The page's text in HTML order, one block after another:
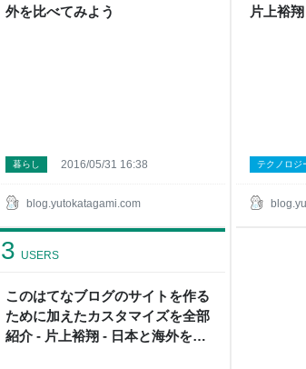
外を比べてみよう
blog.yutokatagami.com
暮らし 2016/05/31 16:38
片上裕
テクノロジ
このはてなブログのサイトを作る
ために加えたカスタマイズを全部
紹介 - 片上裕翔 - 日本と海外を比
3 USERS